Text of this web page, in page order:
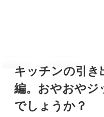
キッチンの引き
編。おやおやジ
でしょうか？